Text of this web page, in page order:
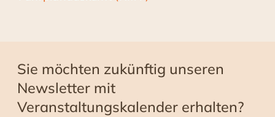
Sie möchten zukünftig unseren
Newsletter mit
Veranstaltungskalender erhalten?